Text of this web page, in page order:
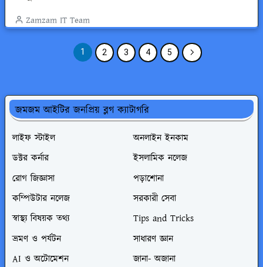
Zamzam IT Team
1 2 3 4 5
জমজম আইটির জনপ্রিয় ব্লগ ক্যাটাগরি
লাইফ স্টাইল
অনলাইন ইনকাম
ডক্টর কর্নার
ইসলামিক নলেজ
রোগ জিজ্ঞাসা
পড়াশোনা
কম্পিউটার নলেজ
সরকারী সেবা
স্বাস্থ্য বিষয়ক তথ্য
Tips and Tricks
ভ্রমণ ও পর্যটন
সাধারণ জ্ঞান
AI ও অটোমেশন
জানা- অজানা